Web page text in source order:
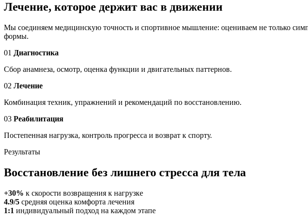
Лечение, которое держит вас в движении
Мы соединяем медицинскую точность и спортивное мышление: оцениваем не только
формы.
01 Диагностика
Сбор анамнеза, осмотр, оценка функции и двигательных паттернов.
02 Лечение
Комбинация техник, упражнений и рекомендаций по восстановлению.
03 Реабилитация
Постепенная нагрузка, контроль прогресса и возврат к спорту.
Результаты
Восстановление без лишнего стресса для тела
+30% к скорости возвращения к нагрузке
4.9/5 средняя оценка комфорта лечения
1:1 индивидуальный подход на каждом этапе